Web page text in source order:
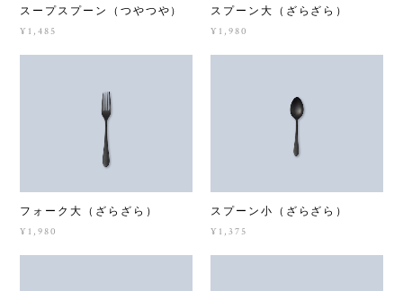
スープスプーン（つやつや）
¥1,485
スプーン大（ざらざら）
¥1,980
フォーク大（ざらざら）
¥1,980
スプーン小（ざらざら）
¥1,375